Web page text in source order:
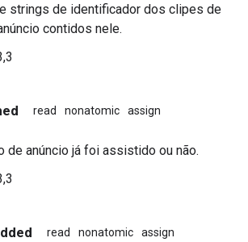
strings de identificador dos clipes de
contidos nele.
read nonatomic assign
de anúncio já foi assistido ou não.
read nonatomic assign